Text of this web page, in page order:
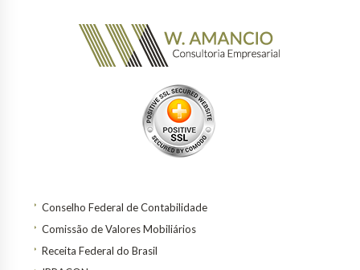
Conselho Federal de Contabilidade
Comissão de Valores Mobiliários
Receita Federal do Brasil